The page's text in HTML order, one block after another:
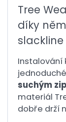
Tree
díky
Instalování
suchým
materiál
dobře drží